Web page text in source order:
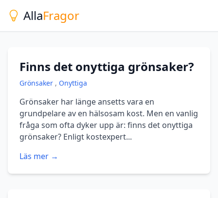
AllaFragor
Finns det onyttiga grönsaker?
Grönsaker , Onyttiga
Grönsaker har länge ansetts vara en
grundpelare av en hälsosam kost. Men en vanlig
fråga som ofta dyker upp är: finns det onyttiga
grönsaker? Enligt kostexpert...
Läs mer →